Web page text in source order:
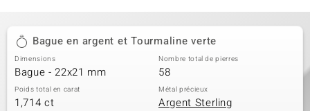
Bague en argent et Tourmaline verte
Dimensions
Bague - 22x21 mm
Nombre total de pierres
58
Poids total en carat
1,714 ct
Métal précieux
Argent Sterling